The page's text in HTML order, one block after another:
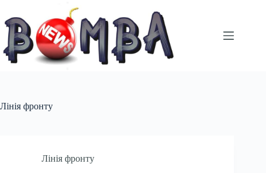
вмісту
Лінія фронту
Лінія фронту